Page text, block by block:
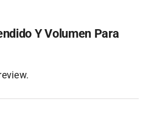
Y Volumen Para